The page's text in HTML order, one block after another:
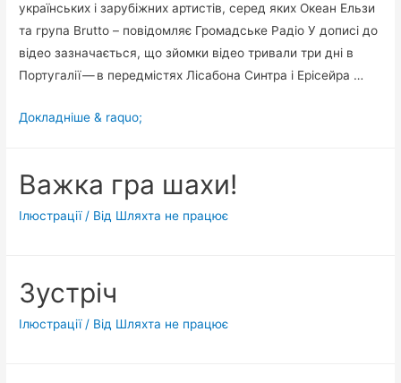
українських і зарубіжних артистів, серед яких Океан Ельзи
та група Brutto – повідомляє Громадське Радіо У дописі до
відео зазначається, що зйомки відео тривали три дні в
Португалії — в передмістях Лісабона Синтра і Ерісейра …
Прем’єра
Believe
Докладніше & raquo;
Важка гра шахи!
Ілюстрації/ Від Шляхта не працює
Зустріч
Ілюстрації/ Від Шляхта не працює